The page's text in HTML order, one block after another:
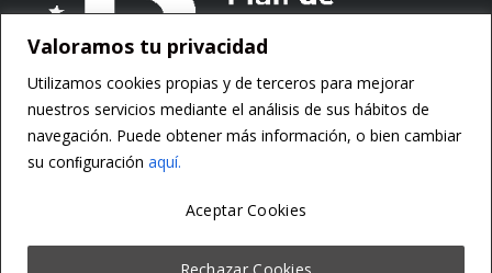
Valoramos tu privacidad
Utilizamos cookies propias y de terceros para mejorar
nuestros servicios mediante el análisis de sus hábitos de
navegación. Puede obtener más información, o bien cambiar
su conﬁguración aquí.
Rechazar Cookies
Aceptar Cookies